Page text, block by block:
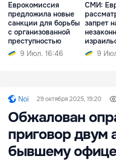
Еврокомиссия
предложила новые
санкции для борьбы
с организованной
преступностью
9 Июл. 16:46
СМИ:
запрет
9
Noi 29 октября 2025, 19:20
Обжалован
приговор двум
бывшему